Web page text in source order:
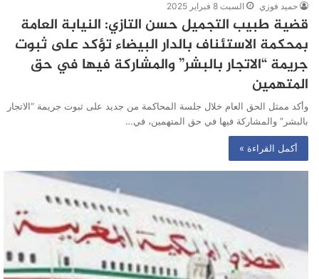
حميد فوزي السبت 8 فبراير 2025
قضية طبيب التجميل حسن التازي: النيابة العامة
بمحكمة الاستئناف بالدار البيضاء تؤكد على ثبوت
جريمة “الاتجار بالبشر” والمشاركة فيها في حق
المتهمين
وأكد ممثل الحق العام خلال جلسة المحاكمة من جديد على ثبوت جريمة “الاتجار
بالبشر” والمشاركة فيها في حق المتهمين، في…
أكمل القراءة »